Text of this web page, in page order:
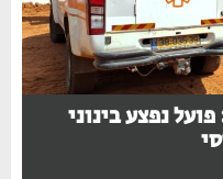
נפצע בינוני